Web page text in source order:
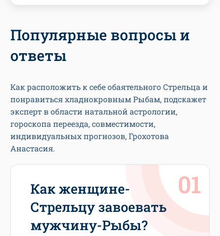
Популярные вопросы и
ответы
Как расположить к себе обаятельного Стрельца и
понравиться хладнокровным Рыбам, подскажет
эксперт в области натальной астрологии,
гороскопа переезда, совместимости,
индивидуальных прогнозов, Грохотова
Анастасия.
Как женщине-
Стрельцу завоевать
мужчину-Рыбы?